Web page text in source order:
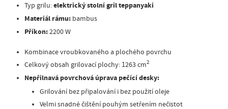
Typ grilu:elektrický stolní gril teppanyaki
Materiál rámu: bambus
Příkon:2200 W
Kombinace vroubkovaného a plochého povrchu
Celkový obsah grilovací plochy: 1263 cm2
Nepřilnavá povrchová úprava pečící desky:
Grilování bez připalování i bez použití oleje
Velmi snadné čištění pouhým setřením nečistot